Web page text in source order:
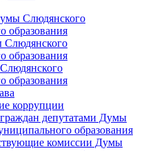
Слюдянского
образования
образования
образования
коррупции
депутатами Думы
образования
комиссии Думы